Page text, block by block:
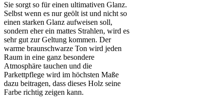
Sie sorgt so für einen ultimativen Glanz.
Selbst wenn es nur geölt ist und nicht so
einen starken Glanz aufweisen soll,
sondern eher ein mattes Strahlen, wird es
sehr gut zur Geltung kommen. Der
warme braunschwarze Ton wird jeden
Raum in eine ganz besondere
Atmosphäre tauchen und die
Parkettpflege wird im höchsten Maße
dazu beitragen, dass dieses Holz seine
Farbe richtig zeigen kann.